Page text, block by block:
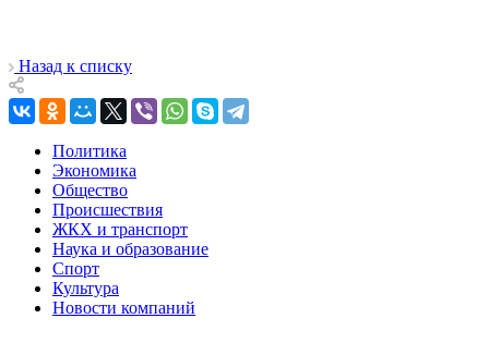
Назад к списку
Политика
Экономика
Общество
Происшествия
ЖКХ и транспорт
Наука и образование
Спорт
Культура
Новости компаний